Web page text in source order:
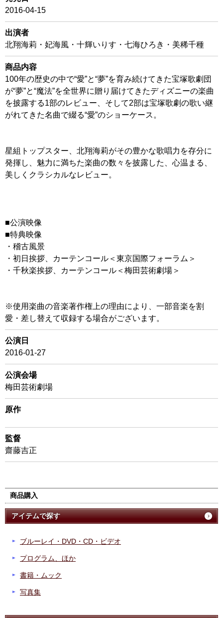
2016-04-15
出演者
北翔海莉・妃海風・十輝いりす・七海ひろき・美稀千種
商品内容
100年の歴史の中で“愛”と“夢”を育み続けてきた宝塚歌劇団
が“夢”と“魔法”を全世界に贈り届けてきたディズニーの楽曲
を披露する1部のレビュー、そして2部は宝塚歌劇の歌い継
がれてきた名曲で綴る“愛”のショーケース。
星組トップスター、北翔海莉がその豊かな歌唱力を存分に
発揮し、魅力に満ちた楽曲の数々を披露した、心温まる、
美しくクラシカルなレビュー。
■公演映像
■特典映像
・稽古風景
・初日挨拶、カーテンコール＜東京国際フォーラム＞
・千秋楽挨拶、カーテンコール＜梅田芸術劇場＞
※使用楽曲の音楽著作権上の理由により、一部音楽を割
愛・差し替えて収録する場合がございます。
公演日
2016-01-27
公演会場
梅田芸術劇場
原作
監督
齋藤吉正
商品購入
アイテムで探す
ブルーレイ・DVD・CD・ビデオ
プログラム、ほか
書籍・ムック
写真集